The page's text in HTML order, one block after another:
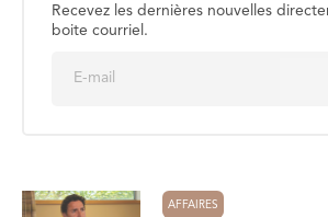
Recevez les dernières nouvelles
boite courriel.
AFFAIRES